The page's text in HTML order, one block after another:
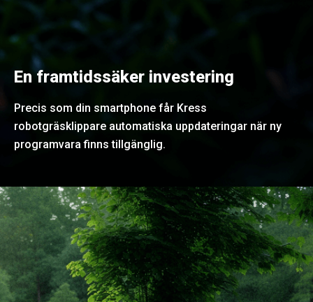
En framtidssäker investering
Precis som din smartphone får Kress
robotgräsklippare automatiska uppdateringar när ny
programvara finns tillgänglig.